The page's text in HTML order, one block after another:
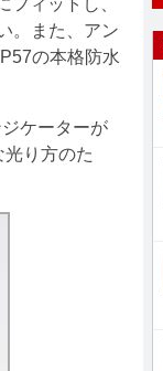
ィットし、
。また、アン
の本格防水
ケーターが
り方のた